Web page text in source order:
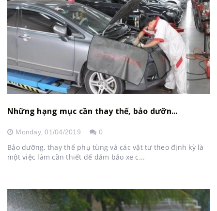
Những hạng mục cần thay thế, bảo dưỡn...
Monday,01/04/2019 0
Bảo dưỡng, thay thế phụ tùng và các vật tư theo định kỳ là
một việc làm cần thiết để đảm bảo xe c...